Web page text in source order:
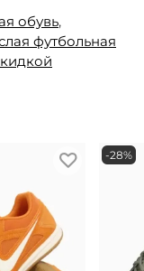
обувь,
футбольная
-28%